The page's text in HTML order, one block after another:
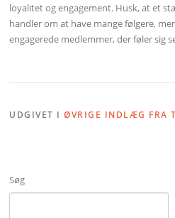
loyalitet og engagement. Husk, at et
handler om at have mange følgere,
engagerede medlemmer, der føler sig
UDGIVET IØVRIGE INDLÆG FRA
Søg